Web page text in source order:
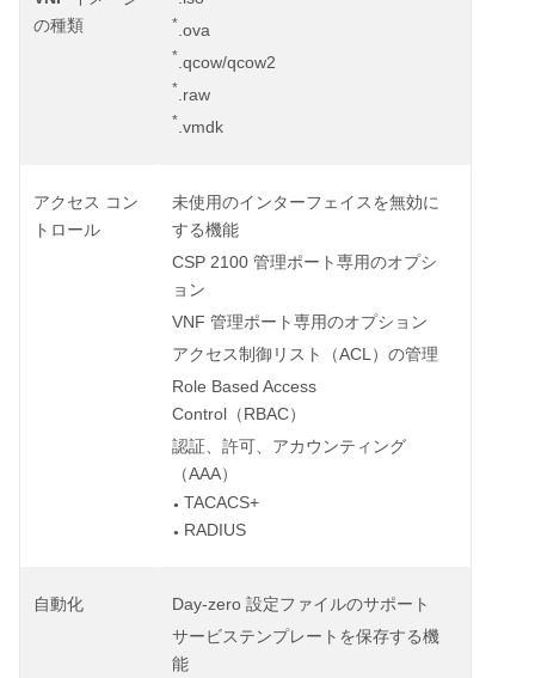
の種類
*.ova
*.qcow/qcow2
*.raw
*.vmdk
アクセス コン
トロール
未使用のインターフェイスを無効に
する機能
CSP 2100 管理ポート専用のオプシ
ョン
VNF 管理ポート専用のオプション
アクセス制御リスト（ACL）の管理
Role Based Access
Control （ RBAC）
認証、許可、アカウンティング
（AAA）
● TACACS+
● RADIUS
自動化 Day-zero 設定ファイルのサポート
サービステンプレートを保存する機
能